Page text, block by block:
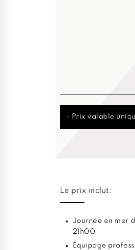
- Prix valable
Le prix inclut:
Journée en mer
21h00
Équipage